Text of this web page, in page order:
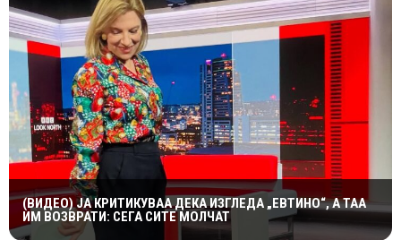
(ВИДЕО) ЈА КРИТИКУВАА ДЕКА ИЗГЛЕДА „ЕВТИНО“, А ТАА
ИМ ВОЗВРАТИ: СЕГА СИТЕ МОЛЧАТ